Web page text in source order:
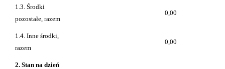
1.3. Środki
pozostałe, razem
0,00
1.4. Inne środki,
razem
0,00
2. Stan na dzień